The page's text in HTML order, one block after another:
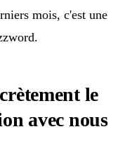
mois, c'est une
le
avec nous